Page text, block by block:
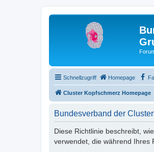
Schnellzugriff Homepage
Cluster Kopfschmerz Homepage
Bundesverband der
Diese Richtlinie beschreibt,
verwendet, die während Ihres